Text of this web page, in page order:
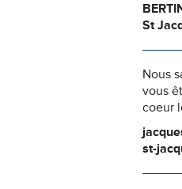
St
Nous
vous
coeur
st-